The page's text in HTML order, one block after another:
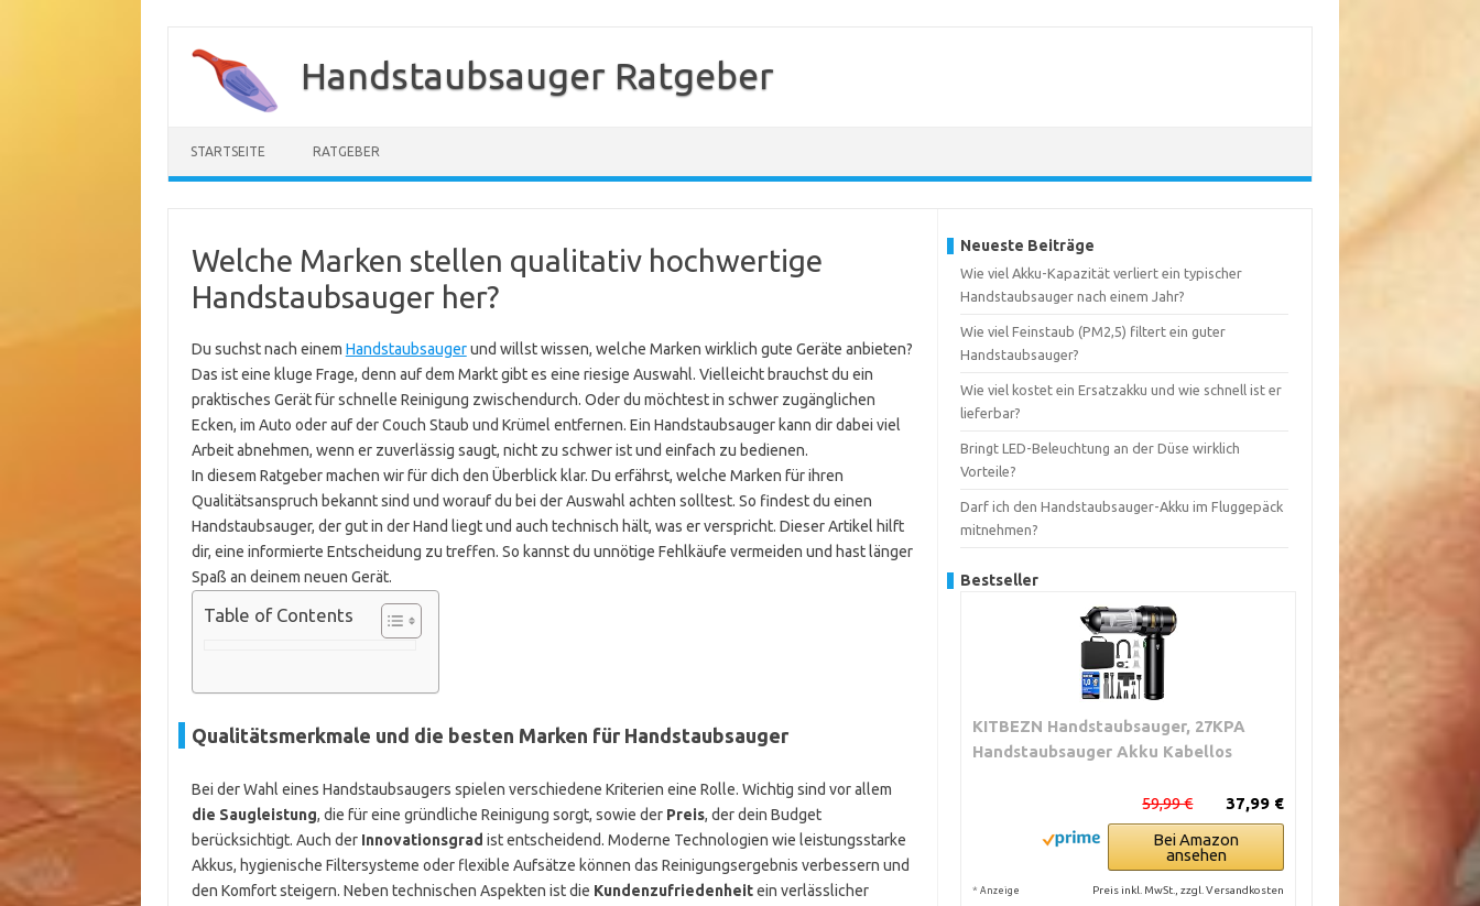
Inhalt
springen
Handstaubsauger Ratgeber
STARTSEITE RATGEBER
Welche Marken stellen qualitativ hochwertige
Handstaubsauger her?
Du suchst nach einem Handstaubsaugerund willst wissen, welche Marken wirklich gute Geräte anbieten?
Das ist eine kluge Frage, denn auf dem Markt gibt es eine riesige Auswahl. Vielleicht brauchst du ein
praktisches Gerät für schnelle Reinigung zwischendurch. Oder du möchtest in schwer zugänglichen
Ecken, im Auto oder auf der Couch Staub und Krümel entfernen. Ein Handstaubsauger kann dir dabei viel
Arbeit abnehmen, wenn er zuverlässig saugt, nicht zu schwer ist und einfach zu bedienen.
In diesem Ratgeber machen wir für dich den Überblick klar. Du erfährst, welche Marken für ihren
Qualitätsanspruch bekannt sind und worauf du bei der Auswahl achten solltest. So findest du einen
Handstaubsauger, der gut in der Hand liegt und auch technisch hält, was er verspricht. Dieser Artikel hilft
dir, eine informierte Entscheidung zu treffen. So kannst du unnötige Fehlkäufe vermeiden und hast länger
Spaß an deinem neuen Gerät.
Table of Contents
Qualitätsmerkmale und die besten Marken für Handstaubsauger
Bei der Wahl eines Handstaubsaugers spielen verschiedene Kriterien eine Rolle. Wichtig sind vor allem
die Saugleistung, die für eine gründliche Reinigung sorgt, sowie der Preis, der dein Budget
berücksichtigt. Auch der Innovationsgrad ist entscheidend. Moderne Technologien wie leistungsstarke
Akkus, hygienische Filtersysteme oder flexible Aufsätze können das Reinigungsergebnis verbessern und
den Komfort steigern. Neben technischen Aspekten ist die Kundenzufriedenheitein verlässlicher
Neueste Beiträge
Wie viel Akku-Kapazität verliert ein typischer
Handstaubsauger nach einem Jahr?
Wie viel Feinstaub (PM2,5) filtert ein guter
Handstaubsauger?
Wie viel kostet ein Ersatzakku und wie schnell ist er
lieferbar?
Bringt LED-Beleuchtung an der Düse wirklich
Vorteile?
Darf ich den Handstaubsauger-Akku im Fluggepäck
mitnehmen?
Bestseller
KITBEZN Handstaubsauger, 27KPA
Handstaubsauger Akku Kabellos
37,99 €
59,99 €
Bei Amazon
ansehen
* Anzeige Preis inkl. MwSt., zzgl. Versandkosten